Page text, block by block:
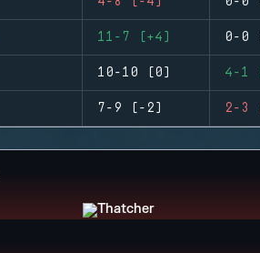
11-7 (+4) 0-0
10-10 (0) 4-1
7-9 (-2) 2-3